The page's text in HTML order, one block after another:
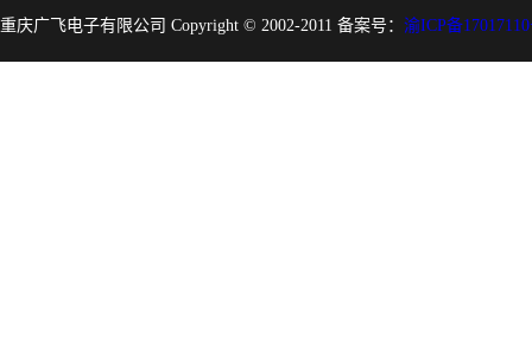
重庆广飞电子有限公司 Copyright © 2002-2011 备案号： 渝ICP备